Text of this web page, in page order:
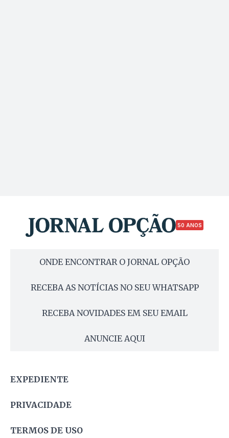
50 ANOS
ONDE ENCONTRAR O JORNAL OPÇÃO
RECEBA AS NOTÍCIAS NO SEU WHATSAPP
RECEBA NOVIDADES EM SEU EMAIL
ANUNCIE AQUI
EXPEDIENTE
PRIVACIDADE
TERMOS DE USO